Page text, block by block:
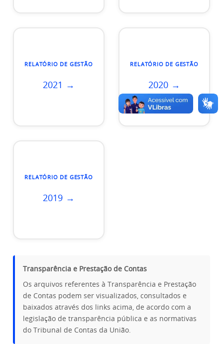
RELATÓRIO DE GESTÃO
2021 →
RELATÓRIO DE GESTÃO
2020 →
RELATÓRIO DE GESTÃO
2019 →
Transparência e Prestação de Contas
Os arquivos referentes à Transparência e Prestação
de Contas podem ser visualizados, consultados e
baixados através dos links acima, de acordo com a
legislação de transparência pública e as normativas
do Tribunal de Contas da União.